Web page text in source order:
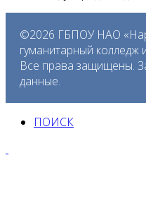
©2026 ГБПОУ НАО
гуманитарный
Все права защищены.
данные.
ПОИСК